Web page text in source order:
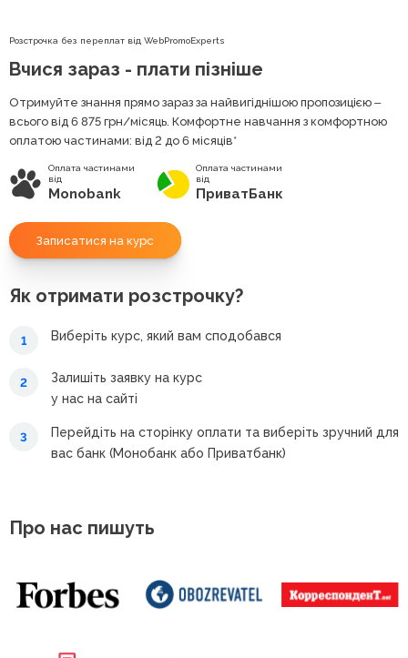
Розстрочка без переплат від WebPromoExperts
Вчися зараз - плати пізніше
Отримуйте знання прямо зараз за найвигіднішою пропозицією ‒
всього від 6 875 грн/місяць. Комфортне навчання з комфортною
оплатою частинами: від 2 до 6 місяців*
Оплата частинами
від
Monobank
Оплата частинами
від
ПриватБанк
Записатися на курс
Як отримати розстрочку?
1 Виберіть курс, який вам сподобався
2
Залишіть заявку на курс
у нас на сайті
3
Перейдіть на сторінку оплати та виберіть зручний для
вас банк (Монобанк або Приватбанк)
Про нас пишуть